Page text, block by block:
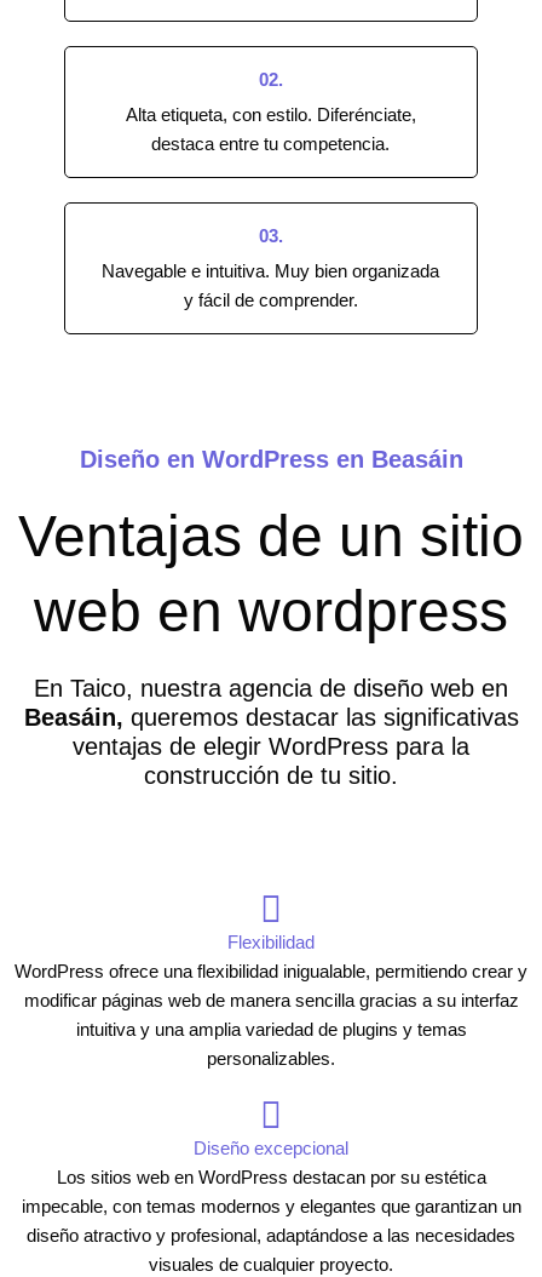
02.
Alta etiqueta, con estilo. Diferénciate,
destaca entre tu competencia.
03.
Navegable e intuitiva. Muy bien organizada
y fácil de comprender.
Diseño en WordPress en Beasáin
Ventajas de un sitio
web en wordpress
En Taico, nuestra agencia de diseño web en
Beasáin, queremos destacar las significativas
ventajas de elegir WordPress para la
construcción de tu sitio.
Flexibilidad
WordPress ofrece una flexibilidad inigualable, permitiendo crear y
modificar páginas web de manera sencilla gracias a su interfaz
intuitiva y una amplia variedad de plugins y temas
personalizables.
Diseño excepcional
Los sitios web en WordPress destacan por su estética
impecable, con temas modernos y elegantes que garantizan un
diseño atractivo y profesional, adaptándose a las necesidades
visuales de cualquier proyecto.